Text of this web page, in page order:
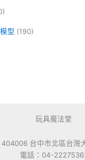
型 (190)
玩具魔法堂
台中市北區台灣
電話：04-